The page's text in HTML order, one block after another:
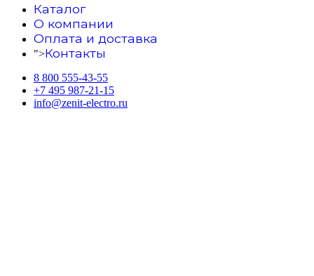
Каталог
О компании
Оплата и доставка
">Контакты
8 800 555-43-55
+7 495 987-21-15
info@zenit-electro.ru